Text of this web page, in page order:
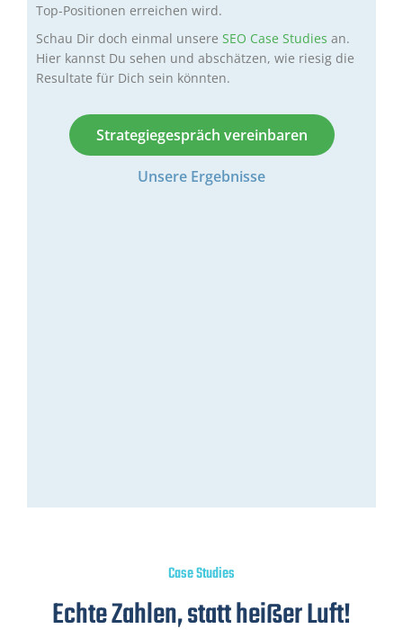
Top-Positionen erreichen wird.
Schau Dir doch einmal unsere SEO Case Studies an.
Hier kannst Du sehen und abschätzen, wie riesig die
Resultate für Dich sein könnten.
Strategiegespräch vereinbaren
Unsere Ergebnisse
Case Studies
Echte Zahlen, statt heißer Luft!